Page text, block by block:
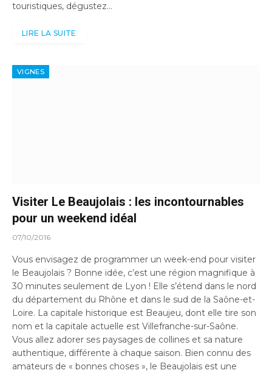
touristiques, dégustez…
LIRE LA SUITE
VIGNES
Visiter Le Beaujolais : les incontournables
pour un weekend idéal
07/10/2016
Vous envisagez de programmer un week-end pour visiter
le Beaujolais ? Bonne idée, c’est une région magnifique à
30 minutes seulement de Lyon ! Elle s’étend dans le nord
du département du Rhône et dans le sud de la Saône-et-
Loire. La capitale historique est Beaujeu, dont elle tire son
nom et la capitale actuelle est Villefranche-sur-Saône.
Vous allez adorer ses paysages de collines et sa nature
authentique, différente à chaque saison. Bien connu des
amateurs de « bonnes choses », le Beaujolais est une